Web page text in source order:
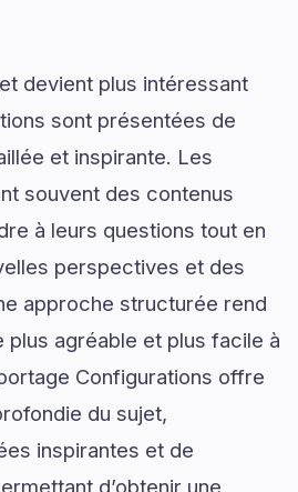
devient plus intéressant
sont présentées de
et inspirante. Les
souvent des contenus
à leurs questions tout en
perspectives et des
approche structurée rend
agréable et plus facile à
Configurations offre
du sujet,
inspirantes et de
d’obtenir une